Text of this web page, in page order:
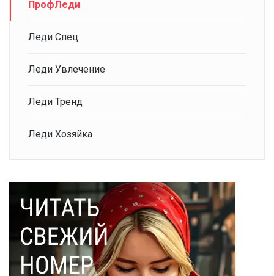
ПрофЛеди
Леди Спец
Леди Увлечение
Леди Тренд
Леди Хозяйка